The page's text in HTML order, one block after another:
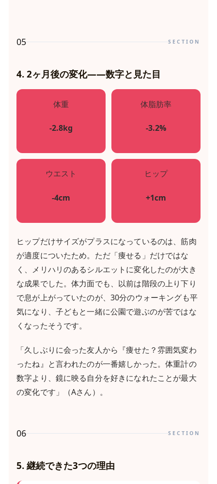
05 SECTION
4. 2ヶ月後の変化——数字と見た目
体重
-2.8kg
体脂肪率
-3.2%
ウエスト
-4cm
ヒップ
+1cm
ヒップだけサイズがプラスになっているのは、筋肉
が適度についたため。ただ「痩せる」だけではな
く、メリハリのあるシルエットに変化したのが大き
な成果でした。体力面でも、以前は階段の上り下り
で息が上がっていたのが、30分のウォーキングも平
気になり、子どもと一緒に公園で遊ぶのが苦ではな
くなったそうです。
「久しぶりに会った友人から『痩せた？雰囲気変わ
ったね』と言われたのが一番嬉しかった。体重計の
数字より、鏡に映る自分を好きになれたことが最大
の変化です」（Aさん）。
06 SECTION
5. 継続できた3つの理由